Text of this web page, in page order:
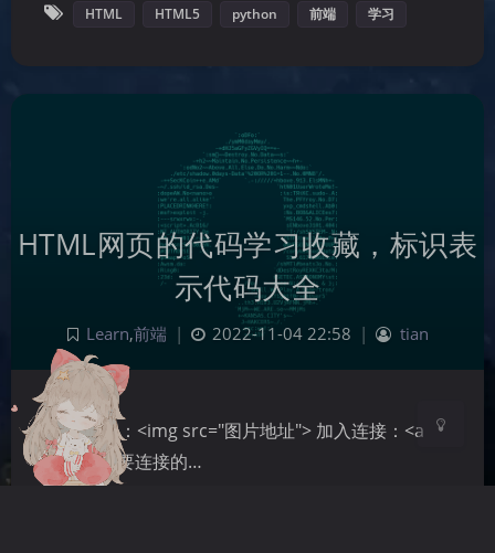
Sans Serif
浅阴影
关闭 日落 暗化 灰度
HTML HTML5 python 前端 学习
HTML网页的代码学习收藏，标识表
示代码大全
Learn,前端 | 2022-11-04 22:58 | tian
如下 贴图：<img src="图片地址"> 加入连接：<a
href=" 所要连接的…